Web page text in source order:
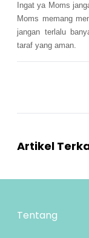
Ingat ya Moms
Moms memang
jangan terlalu
taraf yang aman.
Artikel
Tentang